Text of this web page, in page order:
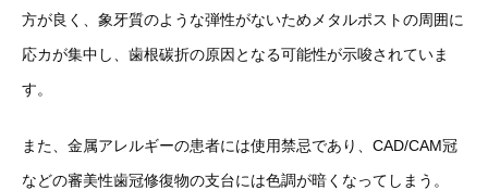
方が良く、象牙質のような弾性がないためメタルポストの周囲に
応カが集中し、歯根碳折の原因となる可能性が示唆されていま
す。
また、金属アレルギーの患者には使用禁忌であり、CAD/CAM冠
などの審美性歯冠修復物の支台には色調が暗くなってしまう。